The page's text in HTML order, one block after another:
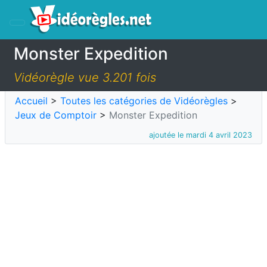
Monster Expedition
Vidéorègle vue 3.201 fois
Accueil > Toutes les catégories de Vidéorègles >
Jeux de Comptoir > Monster Expedition
ajoutée le mardi 4 avril 2023